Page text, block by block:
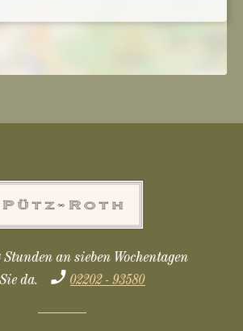
an sieben Wochentagen
da.
02202 - 93580